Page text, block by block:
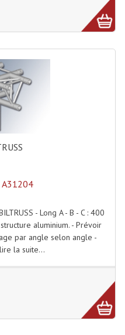
ASD SZ 290
Duo290
QUATRO290
SC150
SD250
Acier
A31204
- Long A - B - C : 400
aluminium. - Prévoir
par angle selon angle -
la suite...